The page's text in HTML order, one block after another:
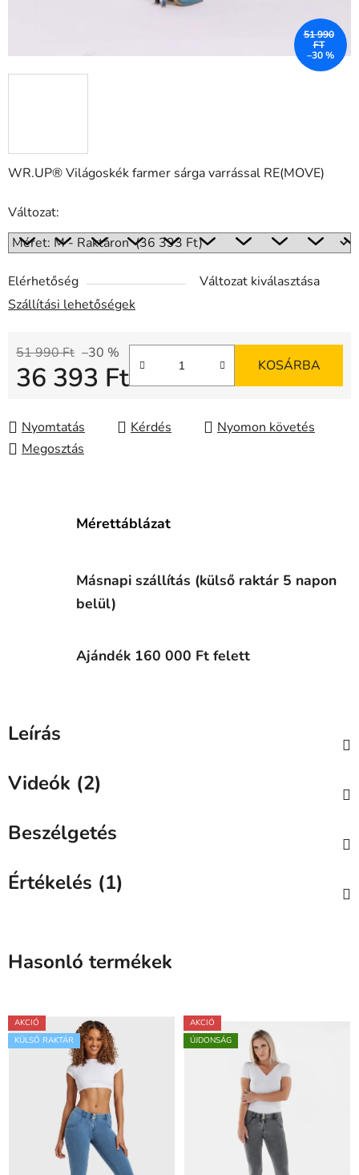
WR.UP® Világoskék farmer sárga varrással RE(MOVE)
Változat:
Elérhetőség
Változat kiválasztása
Szállítási lehetőségek
51 990 Ft –30 %
36 393 Ft KOSÁRBA
Nyomtatás Kérdés
Nyomon követés
Megosztás
51 990
FT
–30 %
Mérettáblázat
Másnapi szállítás (külső raktár 5 napon
belül)
Ajándék 160 000 Ft felett
Leírás
Videók (2)
Beszélgetés
Értékelés (1)
Hasonló termékek
AKCIÓ
KÜLSŐ RAKTÁR
AKCIÓ
ÚJDONSÁG